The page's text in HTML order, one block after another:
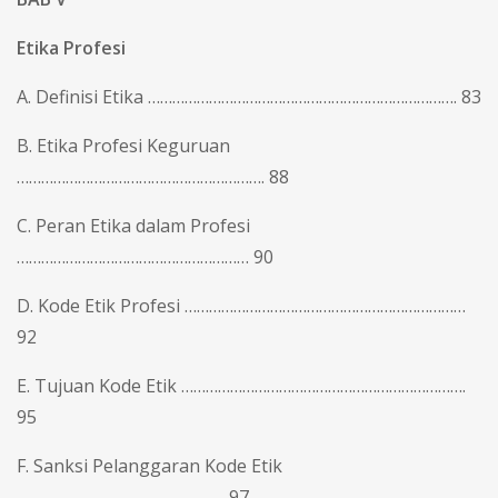
Etika Profesi
A. Definisi Etika …………………………………………………………………. 83
B. Etika Profesi Keguruan
……………………………………………………. 88
C. Peran Etika dalam Profesi
………………………………………………… 90
D. Kode Etik Profesi ……………………………………………………………
92
E. Tujuan Kode Etik …………………………………………………………….
95
F. Sanksi Pelanggaran Kode Etik